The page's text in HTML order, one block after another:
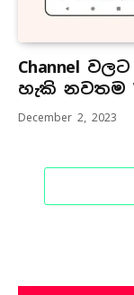
Channel
හැකි නවතම
December 2, 2023